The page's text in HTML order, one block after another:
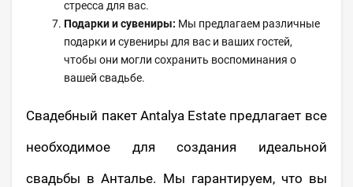
стресса для вас.
Подарки и сувениры: Мы предлагаем различные
подарки и сувениры для вас и ваших гостей,
чтобы они могли сохранить воспоминания о
вашей свадьбе.
Свадебный пакет Antalya Estate предлагает все
необходимое для создания идеальной
свадьбы в Анталье. Мы гарантируем, что вы